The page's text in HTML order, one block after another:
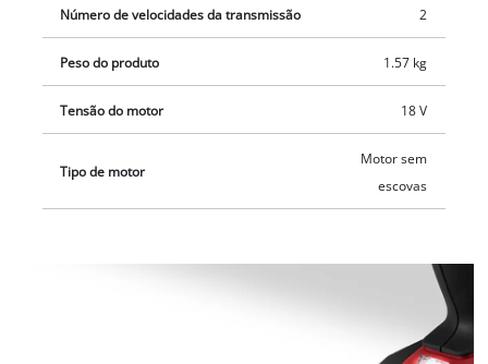
Número de velocidades da transmissão 2
Peso do produto 1.57 kg
Tensão do motor 18 V
Tipo de motor
Motor sem
escovas